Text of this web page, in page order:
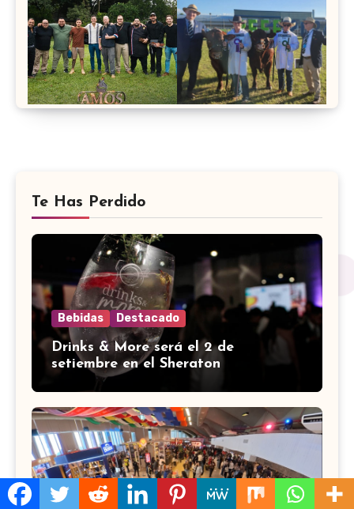
Te Has Perdido
Bebidas Destacado
Drinks & More será el 2 de
setiembre en el Sheraton
Sin categoría